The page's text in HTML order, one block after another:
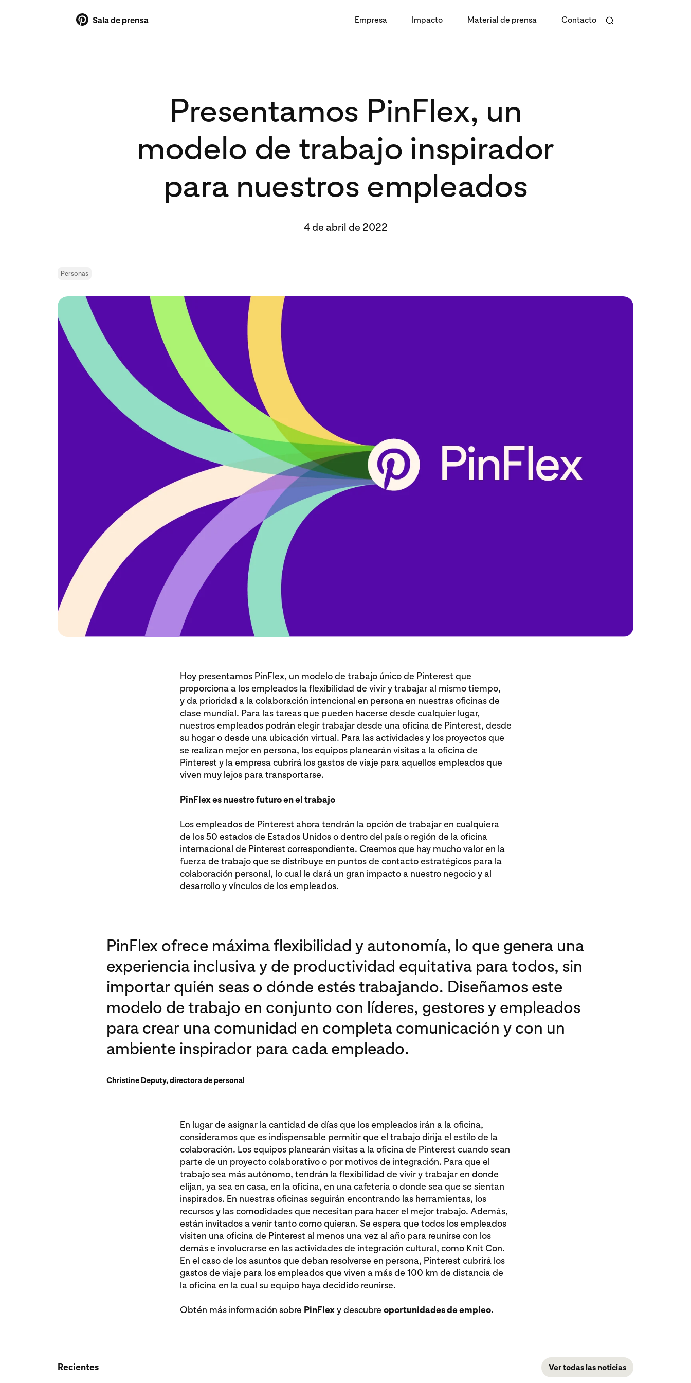
Sala de prensa Empresa Impacto Material de prensa Contacto
Presentamos PinFlex, un
modelo de trabajo inspirador
para nuestros empleados
4 de abril de 2022
Personas
Hoy presentamos PinFlex, un modelo de trabajo único de Pinterest que
proporciona a los empleados la flexibilidad de vivir y trabajar al mismo tiempo,
y da prioridad a la colaboración intencional en persona en nuestras oficinas de
clase mundial. Para las tareas que pueden hacerse desde cualquier lugar,
nuestros empleados podrán elegir trabajar desde una oficina de Pinterest, desde
su hogar o desde una ubicación virtual. Para las actividades y los proyectos que
se realizan mejor en persona, los equipos planearán visitas a la oficina de
Pinterest y la empresa cubrirá los gastos de viaje para aquellos empleados que
viven muy lejos para transportarse.
PinFlex es nuestro futuro en el trabajo
Los empleados de Pinterest ahora tendrán la opción de trabajar en cualquiera
de los 50 estados de Estados Unidos o dentro del país o región de la oficina
internacional de Pinterest correspondiente. Creemos que hay mucho valor en la
fuerza de trabajo que se distribuye en puntos de contacto estratégicos para la
colaboración personal, lo cual le dará un gran impacto a nuestro negocio y al
desarrollo y vínculos de los empleados.
PinFlex ofrece máxima flexibilidad y autonomía, lo que genera una
experiencia inclusiva y de productividad equitativa para todos, sin
importar quién seas o dónde estés trabajando. Diseñamos este
modelo de trabajo en conjunto con líderes, gestores y empleados
para crear una comunidad en completa comunicación y con un
ambiente inspirador para cada empleado.
Christine Deputy, directora de personal
En lugar de asignar la cantidad de días que los empleados irán a la oficina,
consideramos que es indispensable permitir que el trabajo dirija el estilo de la
colaboración. Los equipos planearán visitas a la oficina de Pinterest cuando sean
parte de un proyecto colaborativo o por motivos de integración. Para que el
trabajo sea más autónomo, tendrán la flexibilidad de vivir y trabajar en donde
elijan, ya sea en casa, en la oficina, en una cafetería o donde sea que se sientan
inspirados. En nuestras oficinas seguirán encontrando las herramientas, los
recursos y las comodidades que necesitan para hacer el mejor trabajo. Además,
están invitados a venir tanto como quieran. Se espera que todos los empleados
visiten una oficina de Pinterest al menos una vez al año para reunirse con los
demás e involucrarse en las actividades de integración cultural, como Knit Con.
En el caso de los asuntos que deban resolverse en persona, Pinterest cubrirá los
gastos de viaje para los empleados que viven a más de 100 km de distancia de
la oficina en la cual su equipo haya decidido reunirse.
Obtén más información sobre PinFlexy descubre oportunidades de empleo.
Recientes Ver todas las noticias